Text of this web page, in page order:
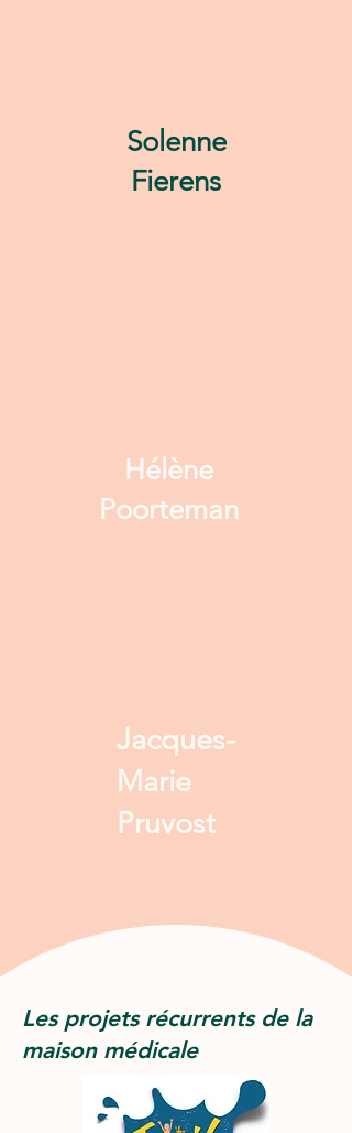
Solenne
Fierens
Hélène
Poorteman
Jacques-
Marie
Pruvost
Les projets récurrents de la
maison médicale